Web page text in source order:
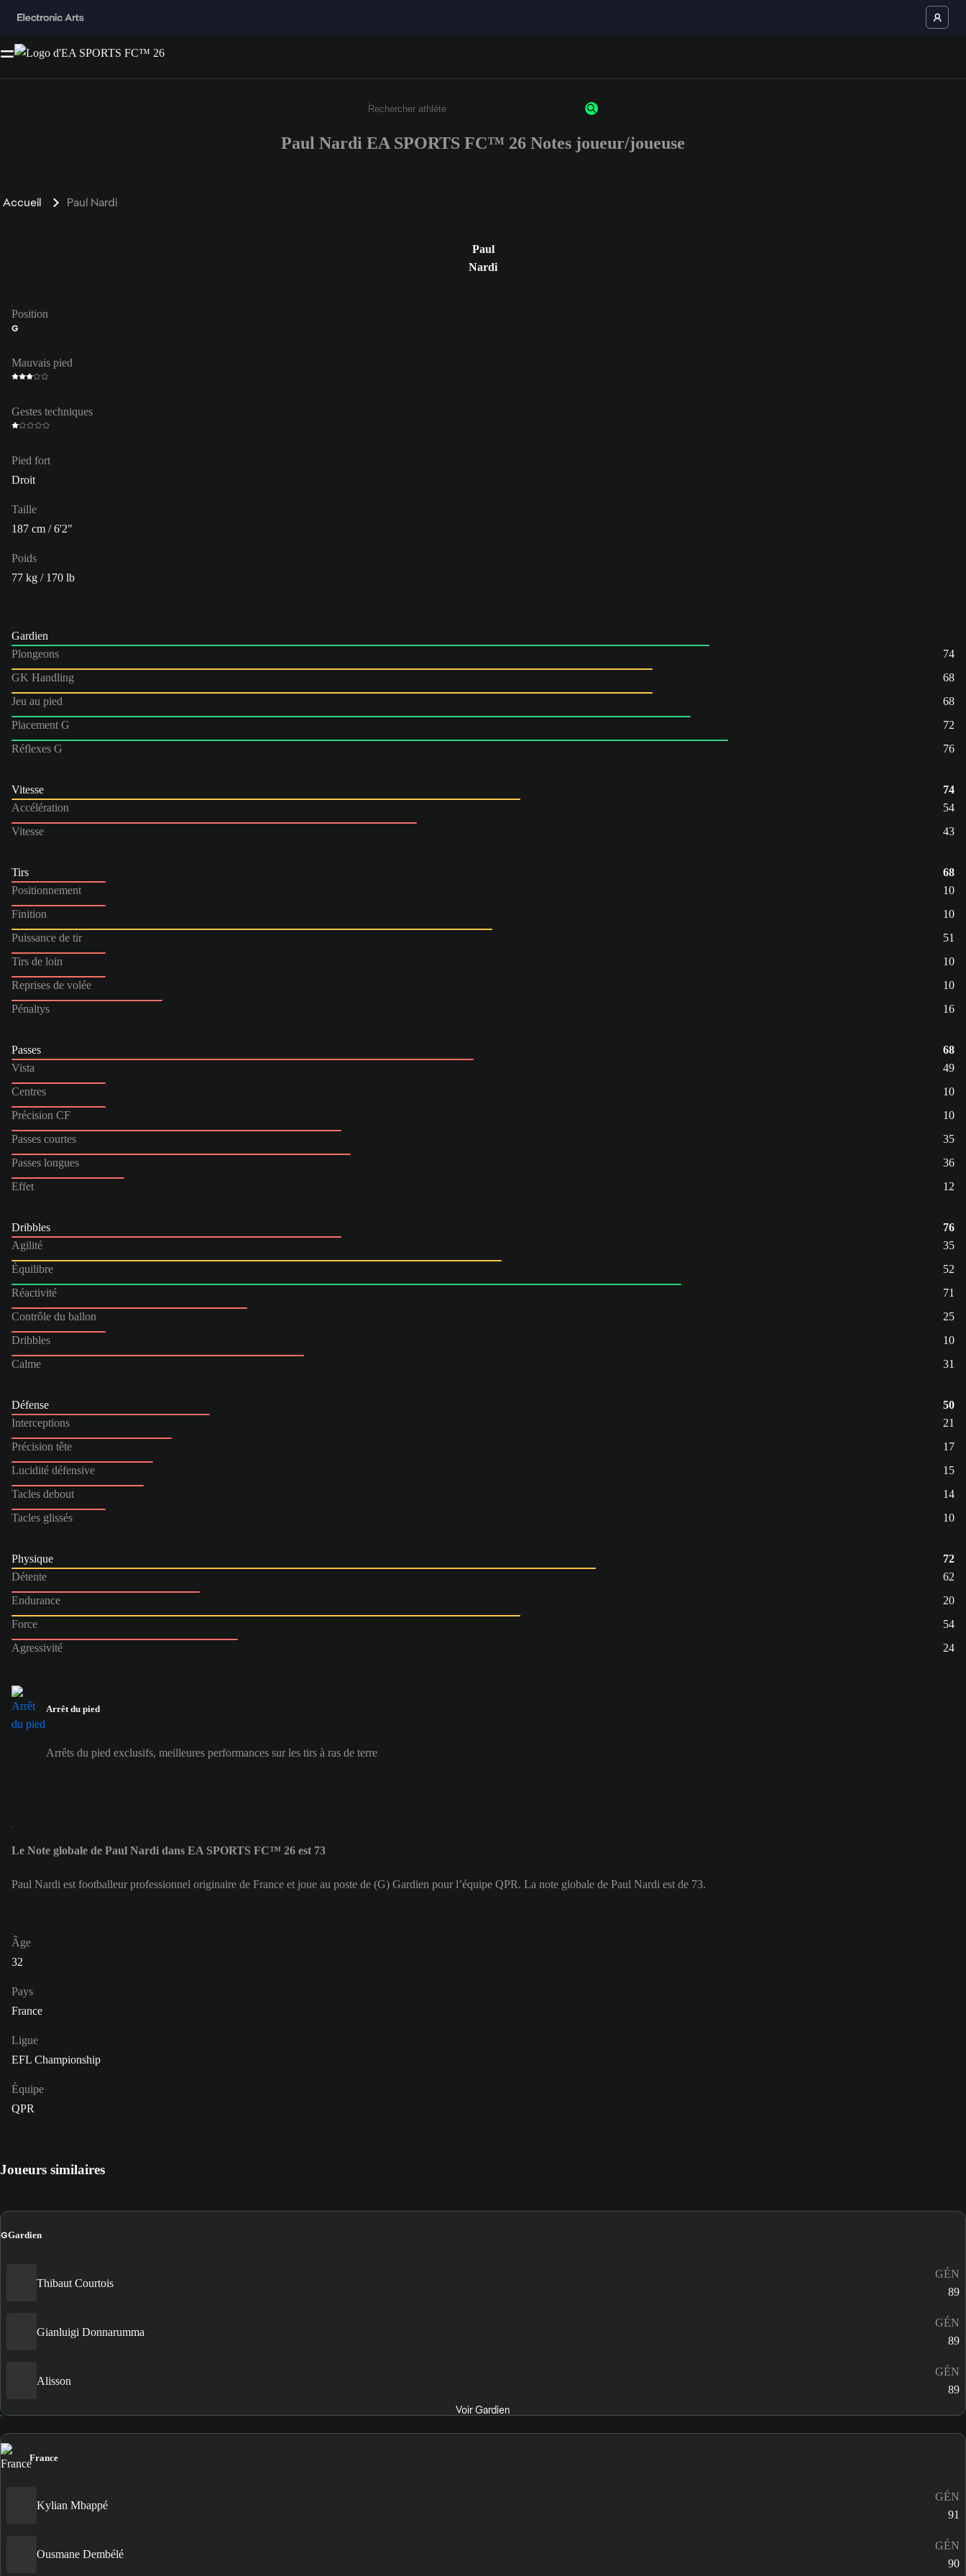
Saisissez au moins 3 caractères ou chiffres.
Paul Nardi EA SPORTS FC™ 26 Notes joueur/joueuse
Accueil Paul Nardi
Paul
Nardi
Position
G
Mauvais pied
Gestes techniques
Pied fort
Droit
Taille
187 cm / 6'2"
Poids
77 kg / 170 lb
Gardien
Plongeons
74
GK Handling
68
Jeu au pied
68
Placement G
72
Réflexes G
76
Vitesse
74
Accélération
54
Vitesse
43
Tirs
68
Positionnement
10
Finition
10
Puissance de tir
51
Tirs de loin
10
Reprises de volée
10
Pénaltys
16
Passes
68
Vista
49
Centres
10
Précision CF
10
Passes courtes
35
Passes longues
36
Effet
12
Dribbles
76
Agilité
35
Équilibre
52
Réactivité
71
Contrôle du ballon
25
Dribbles
10
Calme
31
Défense
50
Interceptions
21
Précision tête
17
Lucidité défensive
15
Tacles debout
14
Tacles glissés
10
Physique
72
Détente
62
Endurance
20
Force
54
Agressivité
24
Arrêt du pied
Arrêts du pied exclusifs, meilleures performances sur les tirs à ras de terre
Le Note globale de Paul Nardi dans EA SPORTS FC™ 26 est 73
Paul Nardi est footballeur professionnel originaire de France et joue au poste de (G) Gardien pour l’équipe QPR. La note globale de Paul Nardi est de 73.
Âge
32
Pays
France
Ligue
EFL Championship
Équipe
QPR
Joueurs similaires
GGardien
Thibaut Courtois
GÉN
89
Gianluigi Donnarumma
GÉN
89
Alisson
GÉN
89
Voir Gardien
France
Kylian Mbappé
GÉN
91
Ousmane Dembélé
GÉN
90